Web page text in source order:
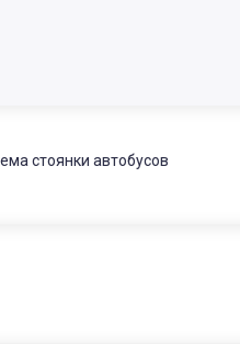
стоянки автобусов